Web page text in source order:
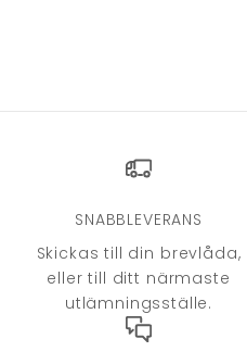
SNABBLEVERANS
Skickas till din brevlåda,
eller till ditt närmaste
utlämningsställe.